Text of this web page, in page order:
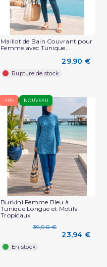
Maillot de Bain Couvrant pour
Femme avec Tunique...
29,90 €
Rupture de stock
-40% NOUVEAU
Burkini Femme Bleu à
Tunique Longue et Motifs
Tropicaux
39,90 €
23,94 €
En stock